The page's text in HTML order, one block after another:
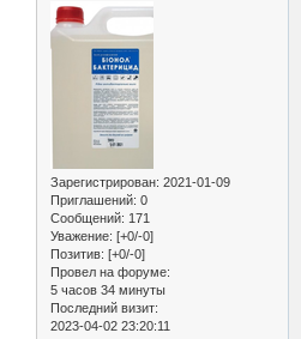
Зарегистрирован: 2021-01-09
Приглашений: 0
Сообщений: 171
Уважение: [+0/-0]
Позитив: [+0/-0]
Провел на форуме:
5 часов 34 минуты
Последний визит:
2023-04-02 23:20:11